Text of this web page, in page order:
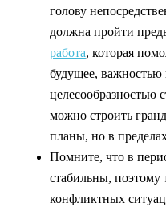
голову
должна пройти
работа, которая
будущее,
целесообразностью
можно строить
планы, но в
Помните, что в
стабильны, поэтому
конфликтных